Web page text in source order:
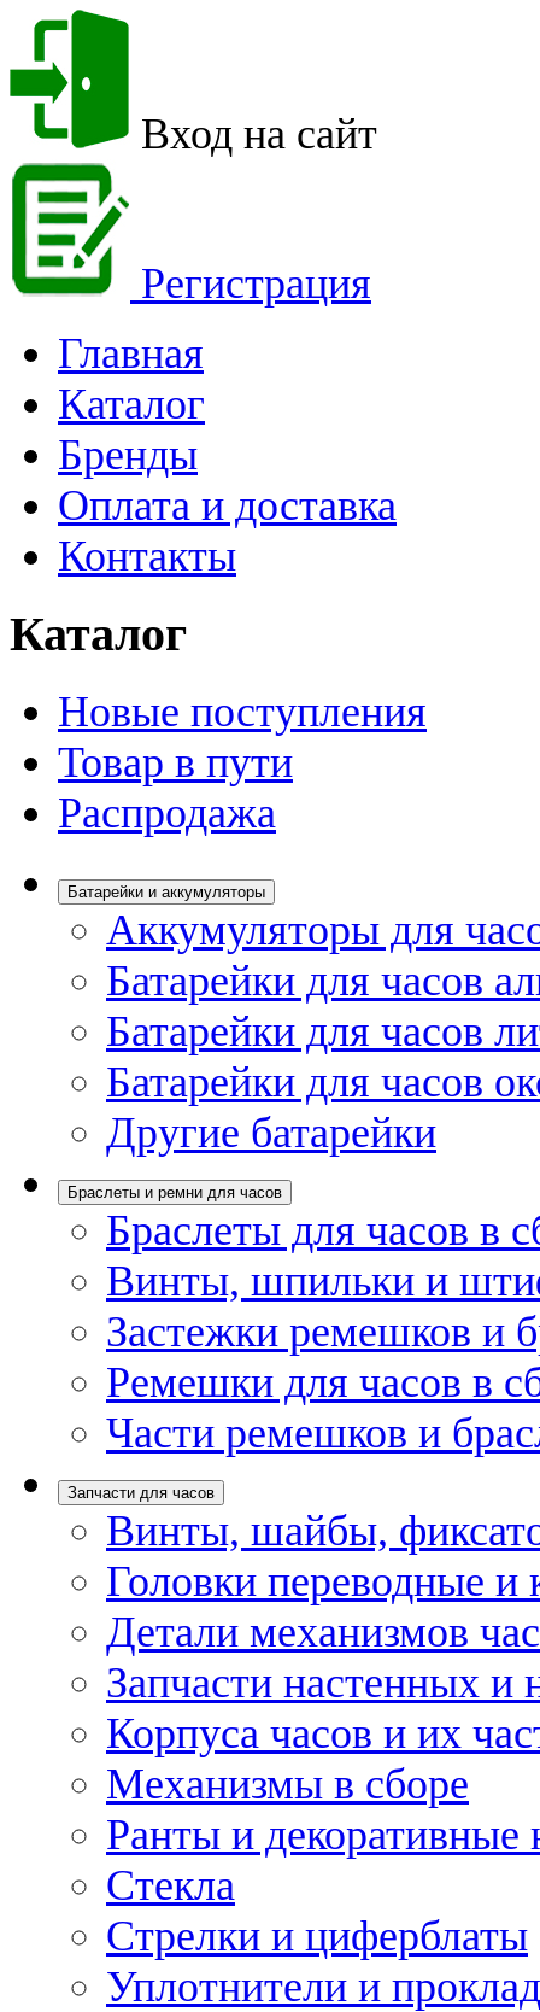
Вход на сайт
Регистрация
Главная
Каталог
Бренды
Оплата и доставка
Контакты
Каталог
Новые поступления
Товар в пути
Распродажа
Батарейки и аккумуляторы
Аккумуляторы для
Батарейки для часов
Батарейки для часов
Батарейки для часов
Другие батарейки
Браслеты и ремни для часов
Браслеты для часов в
Винты, шпильки и
Застежки ремешков и
Ремешки для часов в
Части ремешков и
Запчасти для часов
Винты, шайбы,
Головки переводные и
Детали механизмов
Запчасти настенных и
Корпуса часов и их
Механизмы в сборе
Ранты и декоративные
Стекла
Стрелки и циферблаты
Уплотнители и